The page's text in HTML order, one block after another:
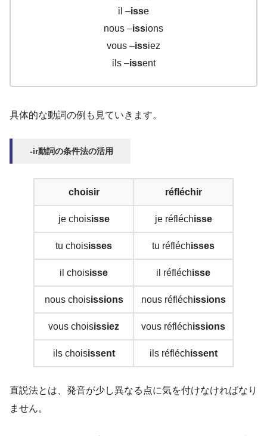
il –isse
nous –issions
vous –issiez
ils –issent
具体的な動詞の例も見ていきます。
-ir動詞の条件法の活用
choisir réfléchir
je choisisse je réfléchisse
tu choisisses tu réfléchisses
il choisisse il réfléchisse
nous choisissions nous réfléchissions
vous choisissiez vous réfléchissions
ils choisissent ils réfléchissent
直説法とは、発音が少し異なる点に気を付けなければなり
ません。